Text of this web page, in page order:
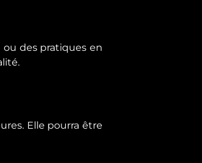
des pratiques en
Elle pourra être